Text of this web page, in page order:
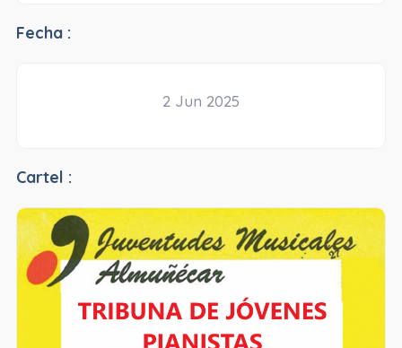
Fecha :
2 Jun 2025
Cartel :